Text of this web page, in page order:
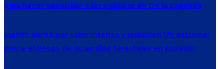
para hacer oposición a las políticas de De la Espriella
Inamhi alerta por calor intenso y radiación UV extrema:
crece el riesgo de incendios forestales en Ecuador